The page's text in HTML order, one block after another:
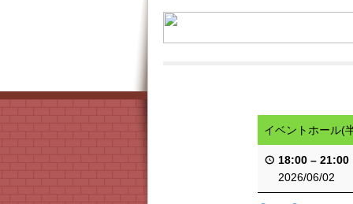
イベントホール(
18:00 – 21:00
2026/06/02